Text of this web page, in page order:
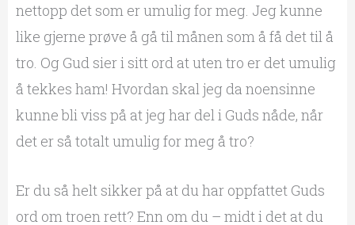
nettopp det som er umulig for meg. Jeg kunne
like gjerne prøve å gå til månen som å få det til å
tro. Og Gud sier i sitt ord at uten tro er det umulig
å tekkes ham! Hvordan skal jeg da noensinne
kunne bli viss på at jeg har del i Guds nåde, når
det er så totalt umulig for meg å tro?
Er du så helt sikker på at du har oppfattet Guds
ord om troen rett? Enn om du – midt i det at du